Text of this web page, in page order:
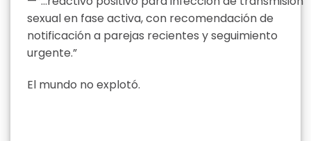
sexual en fase activa, con recomendación de
notificación a parejas recientes y seguimiento
urgente.”
El mundo no explotó.